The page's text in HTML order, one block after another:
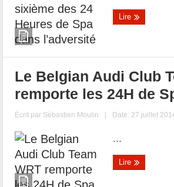
Lire
Le Belgian Audi Club
remporte les 24H de
Écrit par Sébastien Moulin | Date: 27 juillet
...
Lire